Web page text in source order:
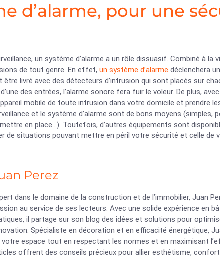
d’alarme, pour une
un système d’alarme a un rôle dissuasif. Combiné à la
de tout genre. En effet, un système d’alarme déclenchera
être livré avec des détecteurs d’intrusion qui sont placés sur
des entrées, l’alarme sonore fera fuir le voleur. De plus,
mobile de toute intrusion dans votre domicile et prendre
et le système d’alarme sont de bons moyens (simples,
en place…). Toutefois, d’autres équipements sont
de situations pouvant mettre en péril votre sécurité et celle de
Perez
dans le domaine de la construction et de l’immobilier, Juan
au service de ses lecteurs. Avec une solide expérience en
il partage sur son blog des idées et solutions pour
Spécialiste en décoration et en efficacité énergétique,
votre espace tout en respectant les normes et en maximisant
offrent des conseils précieux pour allier esthétisme,